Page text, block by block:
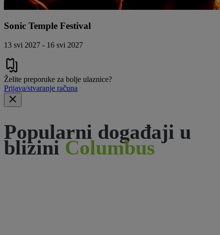
Sonic Temple Festival
13 svi 2027 - 16 svi 2027
Želite preporuke za bolje ulaznice?
Prijava/stvaranje računa
Popularni događaji u
blizini Columbus